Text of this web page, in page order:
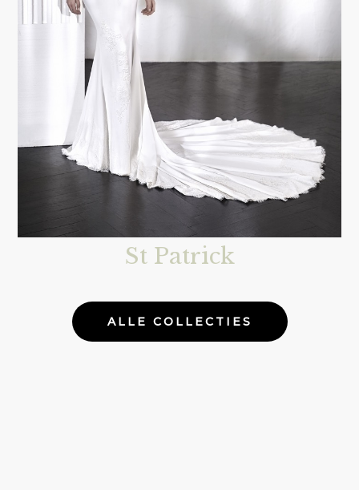
St Patrick
ALLE COLLECTIES